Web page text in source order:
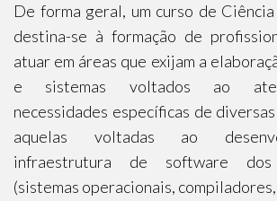
De forma geral, um curso de
destina-se à formação de
atuar em áreas que exijam a
e sistemas voltados ao
necessidades específicas de
aquelas voltadas ao
infraestrutura de software dos
(sistemas operacionais,